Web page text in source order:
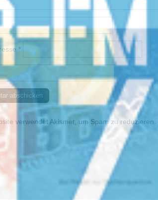
*
verwendet Akismet, um Spam zu reduzieren.